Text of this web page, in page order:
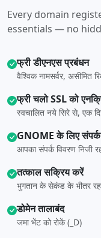
Every domain
essentials — no
फ्री डीएनएस प्रबंधन
वैश्विक नामसर्वर, असीमित
फ्री चलो SSL को
स्वचालित नये सिरे से, एक
GNOME के लिए संपर्क
आपका संपर्क विवरण निजी
तत्काल सक्रिय करें
भुगतान के सेकंड के भीतर
डोमेन तालाबंद
जमा भेंट को रोकें (_D)